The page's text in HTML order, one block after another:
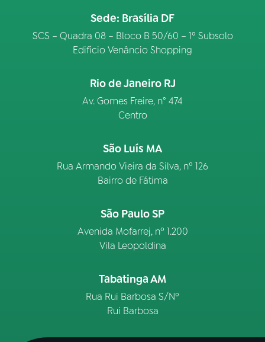
Sede: Brasília DF
SCS – Quadra 08 – Bloco B 50/60 – 1º Subsolo
Edifício Venâncio Shopping
Rio de Janeiro RJ
Av. Gomes Freire, n° 474
Centro
São Luís MA
Rua Armando Vieira da Silva, nº 126
Bairro de Fátima
São Paulo SP
Avenida Mofarrej, nº 1.200
Vila Leopoldina
Tabatinga AM
Rua Rui Barbosa S/Nº
Rui Barbosa